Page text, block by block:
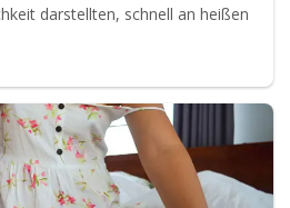
darstellten, schnell an heißen